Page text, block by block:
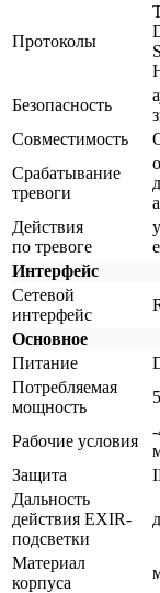
Протоколы
Безопасность
Совместимость
Срабатывание
тревоги
Действия
по тревоге
Интерфейс
Сетевой
интерфейс
Основное
Питание
Потребляемая
мощность
Рабочие условия
Защита
Дальность
действия EXIR-
подсветки
Материал
корпуса